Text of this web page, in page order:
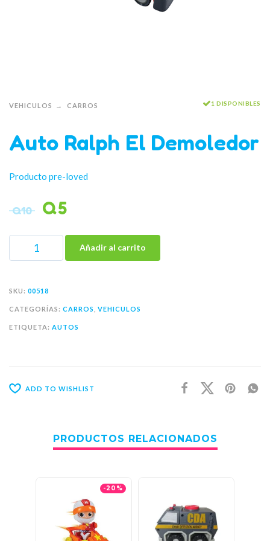
VEHICULOS CARROS 1 DISPONIBLES
Auto Ralph El Demoledor
Producto pre-loved
Q10 Q5
Añadir al carrito
SKU: 00518
CATEGORÍAS: CARROS VEHICULOS
ETIQUETA: AUTOS
ADD TO WISHLIST
PRODUCTOS RELACIONADOS
-20%